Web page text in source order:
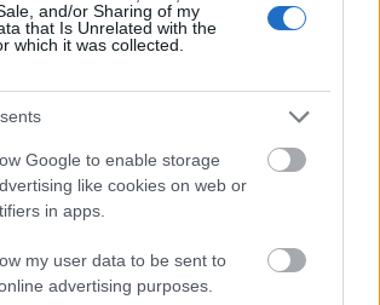
and/or Sharing of my
that Is Unrelated with the
which it was collected.
Google to enable storage
like cookies on web or
in apps.
my user data to be sent to
advertising purposes.